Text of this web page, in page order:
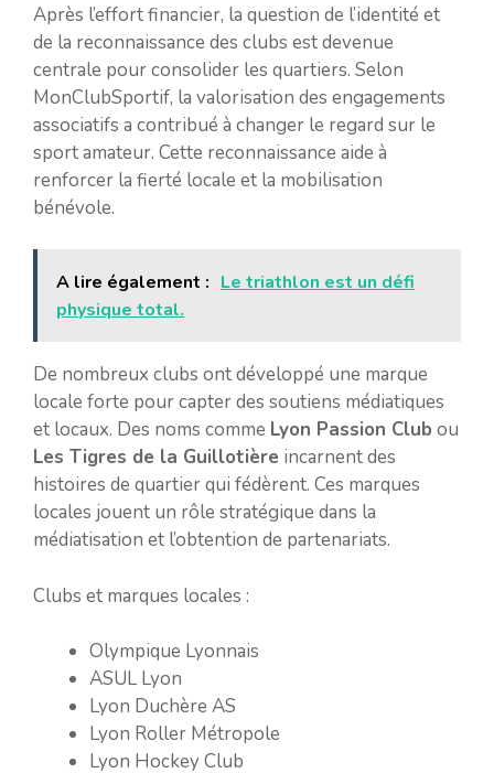
Après l’effort financier, la question de l’identité et
de la reconnaissance des clubs est devenue
centrale pour consolider les quartiers. Selon
MonClubSportif, la valorisation des engagements
associatifs a contribué à changer le regard sur le
sport amateur. Cette reconnaissance aide à
renforcer la fierté locale et la mobilisation
bénévole.
A lire également : Le triathlon est un défi
physique total.
De nombreux clubs ont développé une marque
locale forte pour capter des soutiens médiatiques
et locaux. Des noms comme Lyon Passion Club ou
Les Tigres de la Guillotière incarnent des
histoires de quartier qui fédèrent. Ces marques
locales jouent un rôle stratégique dans la
médiatisation et l’obtention de partenariats.
Clubs et marques locales :
Olympique Lyonnais
ASUL Lyon
Lyon Duchère AS
Lyon Roller Métropole
Lyon Hockey Club